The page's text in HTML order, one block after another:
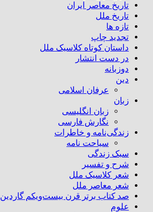
تاریخ معاصر ایران
تاریخ ملل
تازه ها
تجدید چاپ
داستان کوتاه کلاسیک ملل
در دست انتشار
دوزبانه
دین
عرفان اسلامی
زبان
زبان انگلیسی
نگارش فارسی
زندگی‌نامه و خاطرات
سیاحت نامه
سبک زندگی
شرح و تفسیر
شعر کلاسیک ملل
شعر معاصر ملل
صد کتاب برتر قرن بیست‌و‌یکم گاردین
علوم